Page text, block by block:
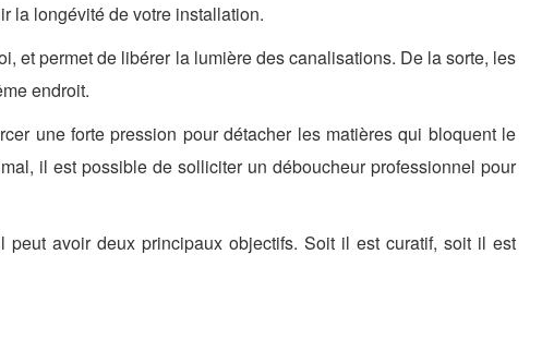
la longévité de votre installation.
et permet de libérer la lumière des canalisations. De la sorte, les
endroit.
une forte pression pour détacher les matières qui bloquent le
il est possible de solliciter un déboucheur professionnel pour
avoir deux principaux objectifs. Soit il est curatif, soit il est